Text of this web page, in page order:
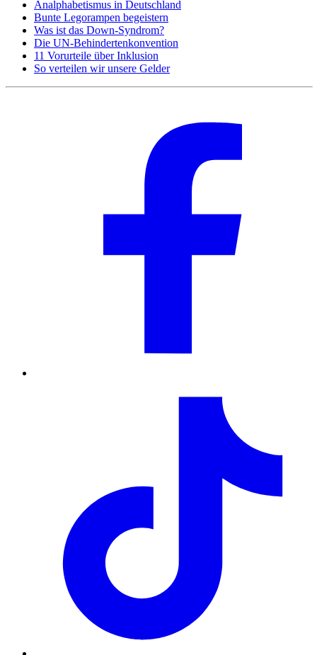
Analphabetismus in Deutschland
Bunte Legorampen begeistern
Was ist das Down-Syndrom?
Die UN-Behindertenkonvention
11 Vorurteile über Inklusion
So verteilen wir unsere Gelder